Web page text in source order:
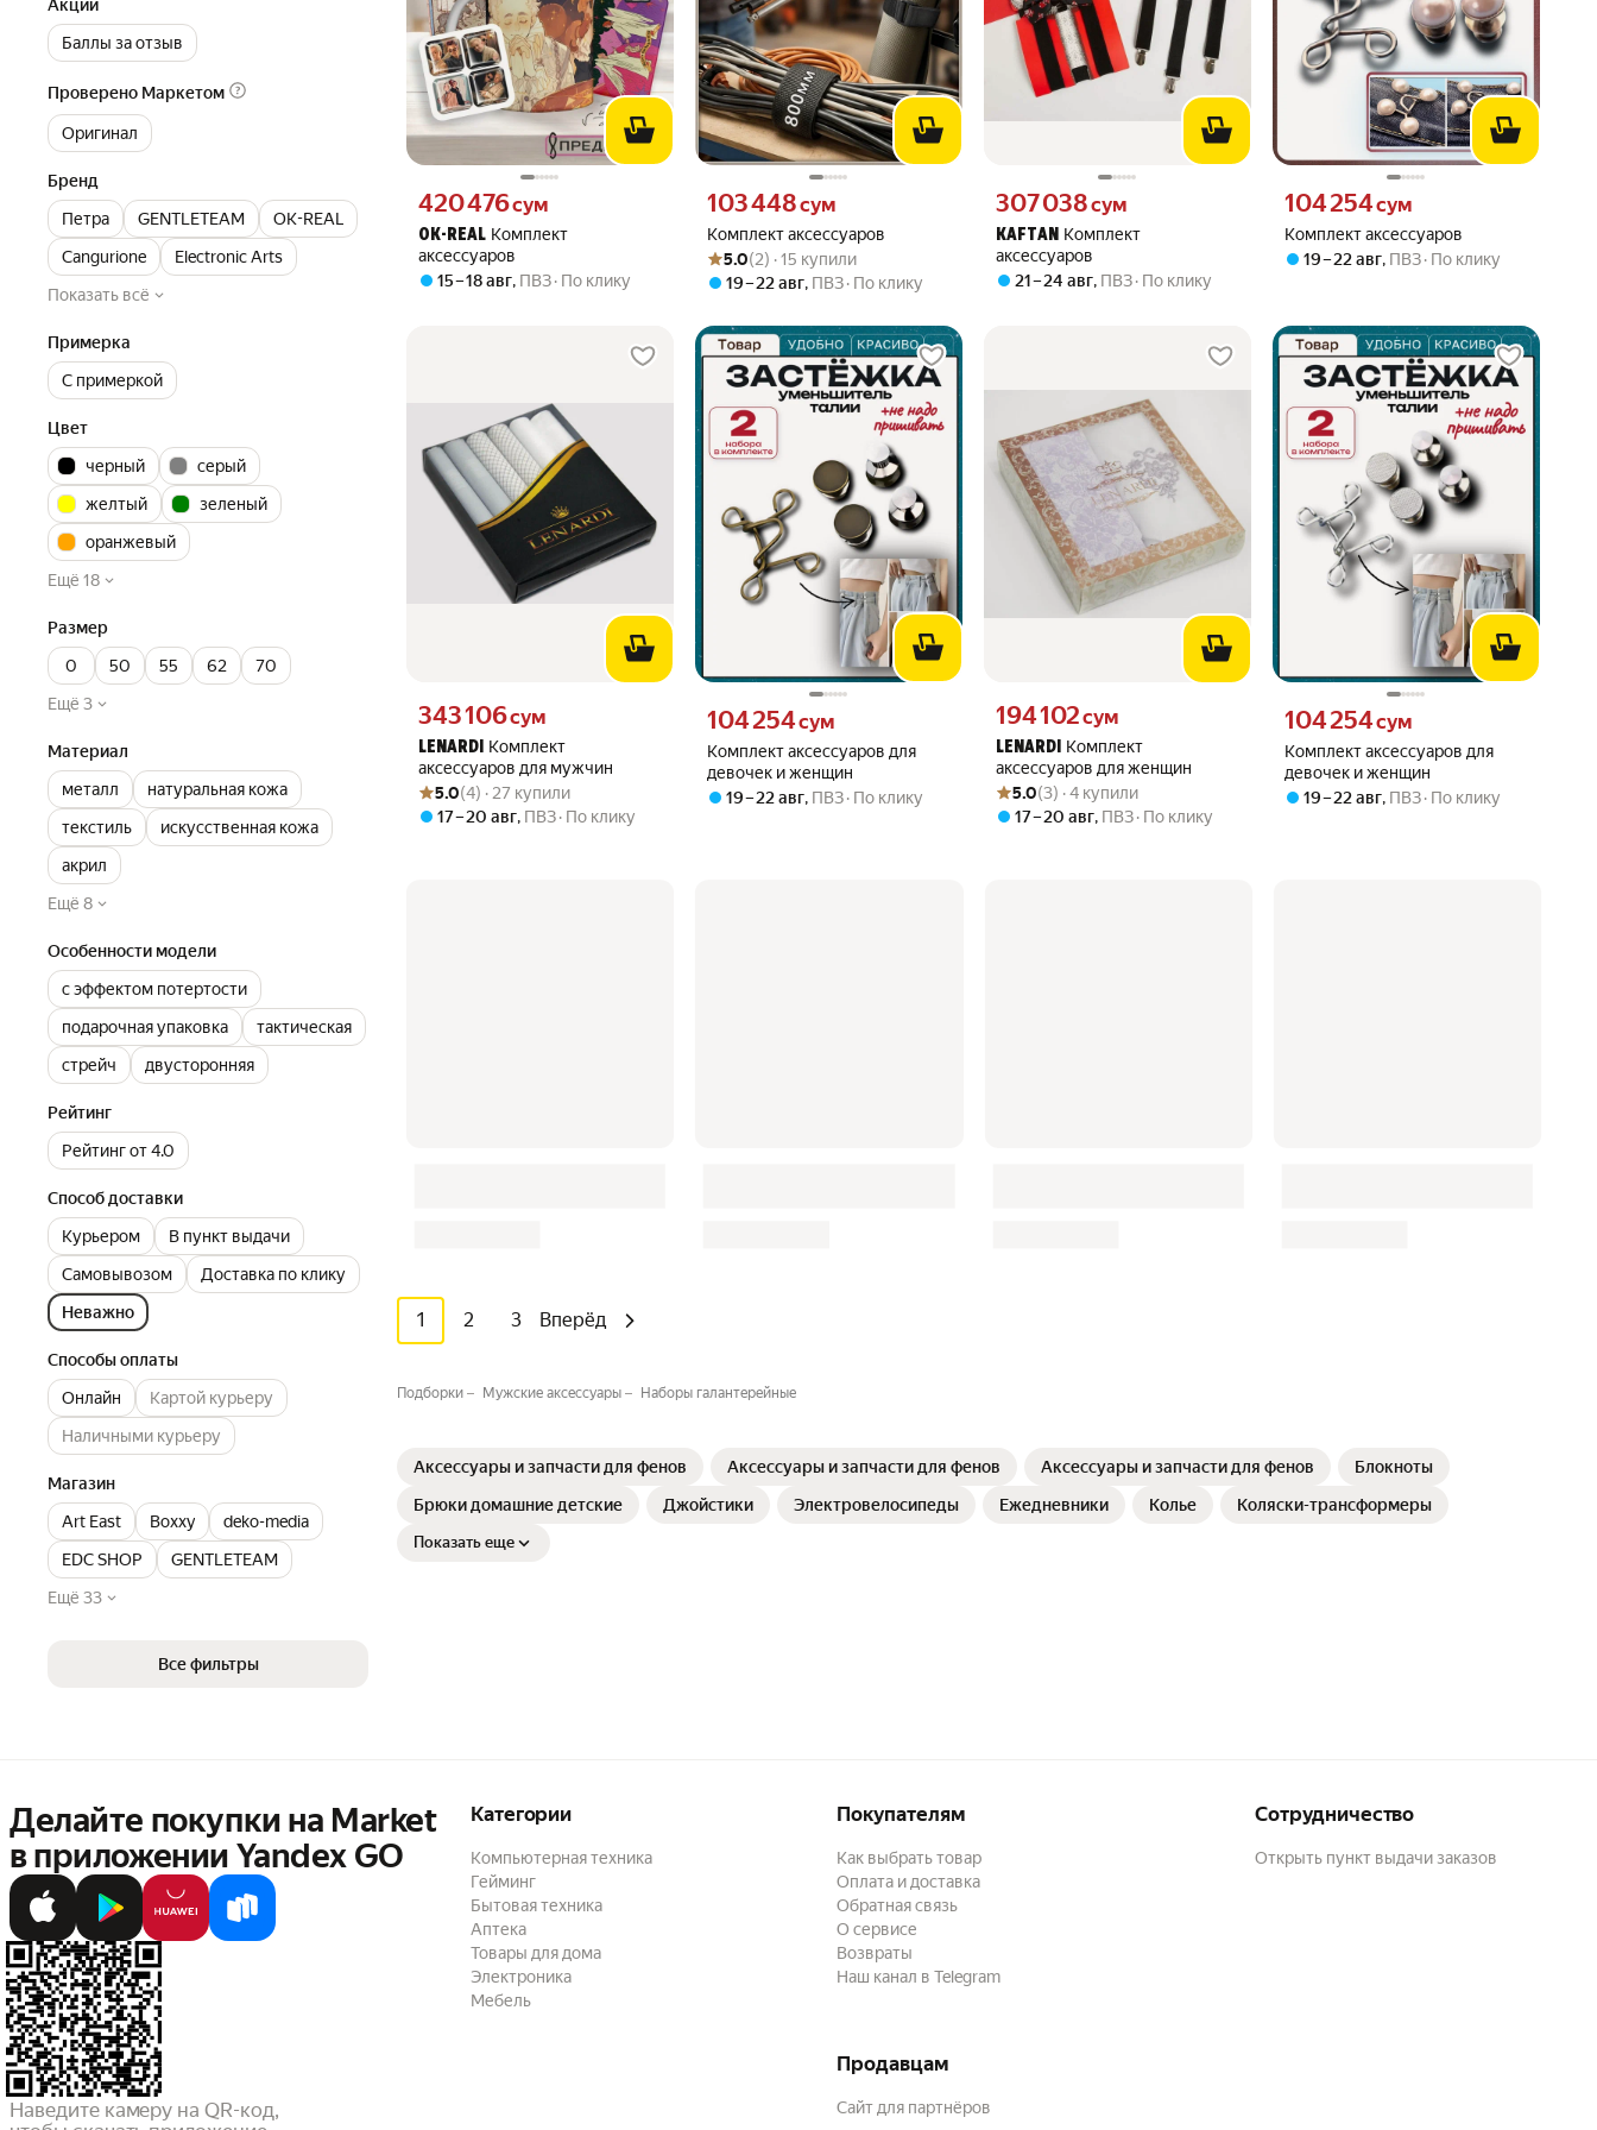
Акции
Баллы за отзыв
Проверено Маркетом
Оригинал
Бренд
Петра
GENTLETEAM
OK-REAL
Cangurione
Electronic Arts
Показать всё
Примерка
С примеркой
Цвет
черный
серый
желтый
зеленый
оранжевый
Ещё 18
Размер
0
50 55 62
70
Ещё 3
Материал
металл
натуральная кожа
текстиль
искусственная кожа
акрил
Ещё 8
Особенности модели
с эффектом потертости
подарочная упаковка
тактическая
стрейч
двусторонняя
Рейтинг
Рейтинг от 4.0
Способ доставки
Курьером
В пункт выдачи
Самовывозом
Доставка по клику
Неважно
Способы оплаты
Онлайн
Картой курьеру
Наличными курьеру
Магазин
Art East
Boxxy
deko-media
EDC SHOP
GENTLETEAM
Ещё 33
Все фильтры
OK-REAL Комплект
аксессуаров
Цена 420476 сум вместо
420 476сум
15 – 18 авг, ПВЗ По клику
Комплект аксессуаров
Цена 103448 сум вместо
103 448сум
Рейтинг товара: 5.0 из 5
Оценок: (2) · 15 купили
5.0(2) · 15 купили
19 – 22 авг, ПВЗ По клику
KAFTAN Комплект
аксессуаров
Цена 307038 сум вместо
307 038сум
21 – 24 авг, ПВЗ По клику
Комплект аксессуаров
Цена 104254 сум вместо
104 254сум
19 – 22 авг, ПВЗ По клику
LENARDI Комплект
аксессуаров для мужчин
Цена 343106 сум вместо
343 106сум
Рейтинг товара: 5.0 из 5
Оценок: (4) · 27 купили
5.0(4) · 27 купили
17 – 20 авг, ПВЗ По клику
Комплект аксессуаров для
девочек и женщин
Цена 104254 сум вместо
104 254сум
19 – 22 авг, ПВЗ По клику
LENARDI Комплект
аксессуаров для женщин
Цена 194102 сум вместо
194 102сум
Рейтинг товара: 5.0 из 5
Оценок: (3) · 4 купили
5.0(3) · 4 купили
17 – 20 авг, ПВЗ По клику
Комплект аксессуаров для
девочек и женщин
Цена 104254 сум вместо
104 254сум
19 – 22 авг, ПВЗ По клику
1 2 3 Вперёд
Подборки Мужские аксессуары Наборы галантерейные
Аксессуары и запчасти для фенов Аксессуары и запчасти для фенов Аксессуары и запчасти для фенов
Блокноты
Брюки домашние детские
Джойстики Электровелосипеды Ежедневники Колье Коляски-трансформеры
Показать еще
Делайте покупки на Market
в приложении Yandex GO
Наведите камеру на QR-код,
Категории
Компьютерная техника
Гейминг
Бытовая техника
Аптека
Товары для дома
Электроника
Мебель
Покупателям
Как выбрать товар
Оплата и доставка
Обратная связь
О сервисе
Возвраты
Наш канал в Telegram
Сотрудничество
Открыть пункт выдачи заказов
Продавцам
Сайт для партнёров